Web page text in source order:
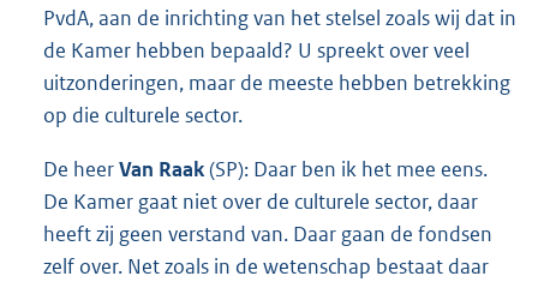
PvdA, aan de inrichting van het stelsel zoals wij dat in
de Kamer hebben bepaald? U spreekt over veel
uitzonderingen, maar de meeste hebben betrekking
op die culturele sector.
De heerVan Raak(SP): Daar ben ik het mee eens.
De Kamer gaat niet over de culturele sector, daar
heeft zij geen verstand van. Daar gaan de fondsen
zelf over. Net zoals in de wetenschap bestaat daar